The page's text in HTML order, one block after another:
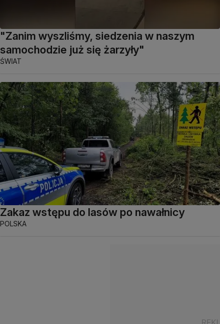
"Zanim wyszliśmy, siedzenia w naszym
samochodzie już się żarzyły"
ŚWIAT
Zakaz wstępu do lasów po nawałnicy
POLSKA